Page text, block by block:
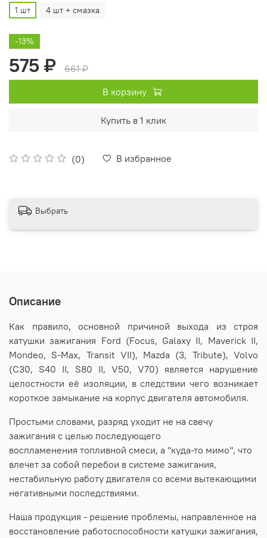
(0) В избранное
1 шт 4 шт + смазка
-13%
575 ₽
661 ₽
В корзину
Купить в 1 клик
Выбрать
Описание
Как правило, основной причиной выхода из строя
катушки зажигания Ford (Focus, Galaxy II, Maverick II,
Mondeo, S-Max, Transit VII), Mazda (3, Tribute), Volvo
(C30, S40 II, S80 II, V50, V70) является нарушение
целостности её изоляции, в следствии чего возникает
короткое замыкание на корпус двигателя автомобиля.
Простыми словами, разряд уходит не на свечу
зажигания с целью последующего
воспламенения топливной смеси, а "куда-то мимо", что
влечет за собой перебои в системе зажигания,
нестабильную работу двигателя со всеми вытекающими
негативными последствиями.
Наша продукция - решение проблемы, направленное на
восстановление работоспособности катушки зажигания,